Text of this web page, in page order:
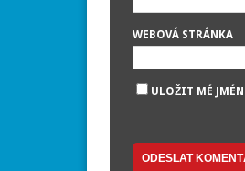
WEBOVÁ STRÁNKA
ULOŽIT MÉ